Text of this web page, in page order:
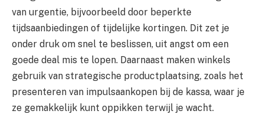
van urgentie, bijvoorbeeld door beperkte
tijdsaanbiedingen of tijdelijke kortingen. Dit zet je
onder druk om snel te beslissen, uit angst om een
goede deal mis te lopen. Daarnaast maken winkels
gebruik van strategische productplaatsing, zoals het
presenteren van impulsaankopen bij de kassa, waar je
ze gemakkelijk kunt oppikken terwijl je wacht.